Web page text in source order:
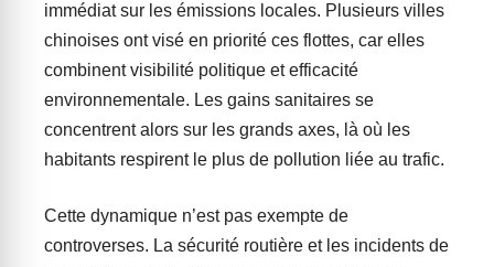
immédiat sur les émissions locales. Plusieurs villes
chinoises ont visé en priorité ces flottes, car elles
combinent visibilité politique et efficacité
environnementale. Les gains sanitaires se
concentrent alors sur les grands axes, là où les
habitants respirent le plus de pollution liée au trafic.
Cette dynamique n’est pas exempte de
controverses. La sécurité routière et les incidents de